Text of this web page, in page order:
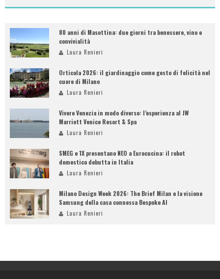
80 anni di Masottina: due giorni tra benessere, vino e
convivialità
Laura Renieri
Orticola 2026: il giardinaggio come gesto di felicità nel
cuore di Milano
Laura Renieri
Vivere Venezia in modo diverso: l’esperienza al JW
Marriott Venice Resort & Spa
Laura Renieri
SMEG e 1X presentano NEO a Eurocucina: il robot
domestico debutta in Italia
Laura Renieri
Milano Design Week 2026: The Brief Milan e la visione
Samsung della casa connessa Bespoke AI
Laura Renieri